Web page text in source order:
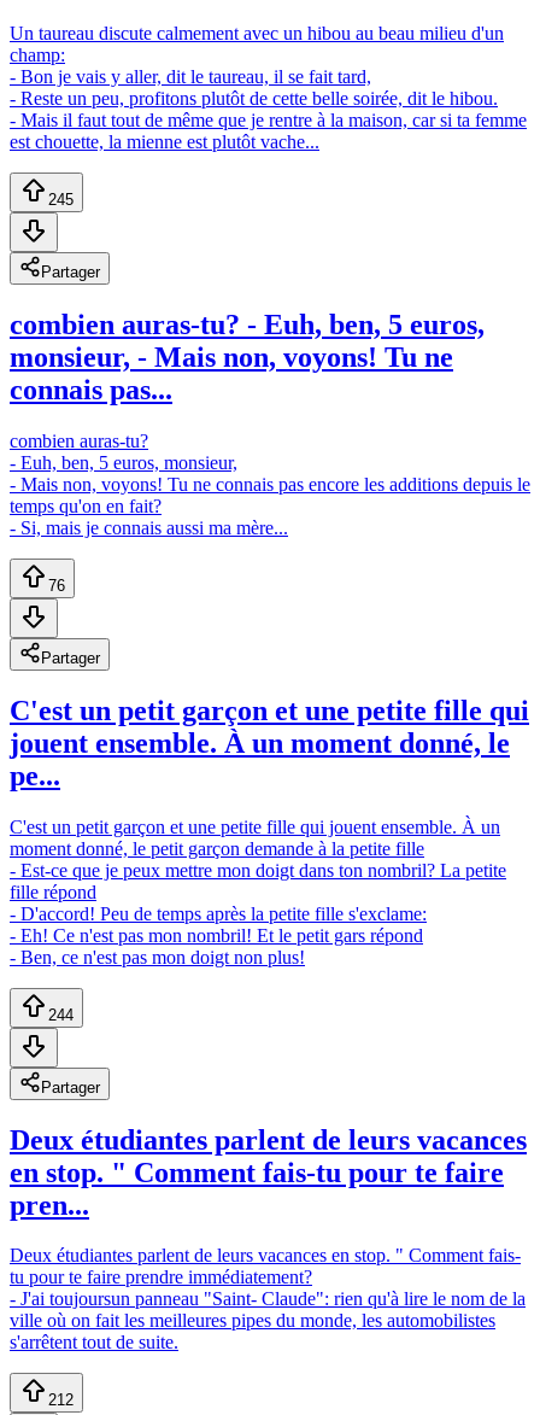
Un taureau discute calmement avec un hibou au beau milieu d'un
champ:
- Bon je vais y aller, dit le taureau, il se fait tard,
- Reste un peu, profitons plutôt de cette belle soirée, dit le hibou.
- Mais il faut tout de même que je rentre à la maison, car si ta femme
est chouette, la mienne est plutôt vache...
245
Partager
combien auras-tu? - Euh, ben, 5 euros,
monsieur, - Mais non, voyons! Tu ne
connais pas...
combien auras-tu?
- Euh, ben, 5 euros, monsieur,
- Mais non, voyons! Tu ne connais pas encore les additions depuis le
temps qu'on en fait?
- Si, mais je connais aussi ma mère...
76
Partager
C'est un petit garçon et une petite fille qui
jouent ensemble. À un moment donné, le
pe...
C'est un petit garçon et une petite fille qui jouent ensemble. À un
moment donné, le petit garçon demande à la petite fille
- Est-ce que je peux mettre mon doigt dans ton nombril? La petite
fille répond
- D'accord! Peu de temps après la petite fille s'exclame:
- Eh! Ce n'est pas mon nombril! Et le petit gars répond
- Ben, ce n'est pas mon doigt non plus!
244
Partager
Deux étudiantes parlent de leurs vacances
en stop. " Comment fais-tu pour te faire
pren...
Deux étudiantes parlent de leurs vacances en stop. " Comment fais-
tu pour te faire prendre immédiatement?
- J'ai toujoursun panneau "Saint- Claude": rien qu'à lire le nom de la
ville où on fait les meilleures pipes du monde, les automobilistes
s'arrêtent tout de suite.
212